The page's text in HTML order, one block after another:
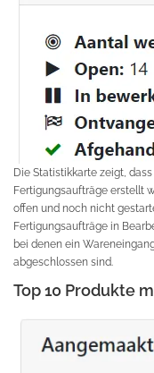
Die Statistikkarte zeigt,
Fertigungsaufträge erstellt
offen und noch nicht
Fertigungsaufträge in
bei denen ein
abgeschlossen sind.
Top 10 Produkte